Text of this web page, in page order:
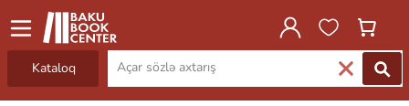
Kataloq